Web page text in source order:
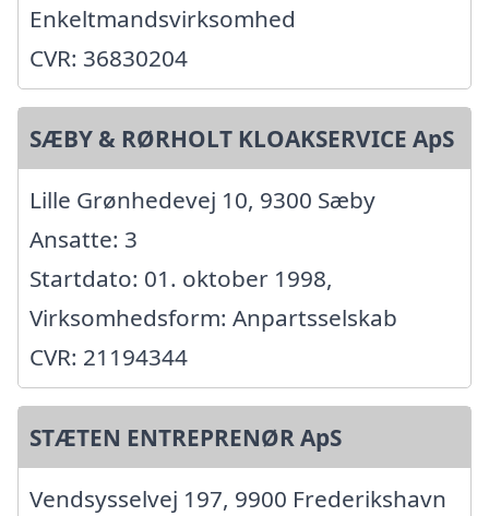
Enkeltmandsvirksomhed
CVR: 36830204
SÆBY & RØRHOLT KLOAKSERVICE ApS
Lille Grønhedevej 10, 9300 Sæby
Ansatte: 3
Startdato: 01. oktober 1998,
Virksomhedsform: Anpartsselskab
CVR: 21194344
STÆTEN ENTREPRENØR ApS
Vendsysselvej 197, 9900 Frederikshavn